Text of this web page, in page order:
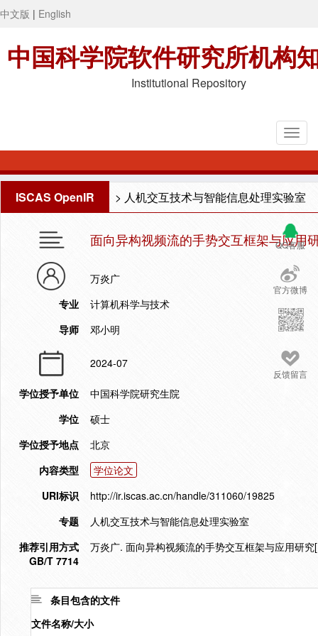
中文版 | English
中国科学院软件研究所机构
Institutional Repository
ISCAS OpenIR > 人机交互技术与智能信息处理实验室
QQ客服
官方微博
反馈留言
面向异构视频流的手势交互框架与应用
万炎广
专业
计算机科学与技术
导师
邓小明
2024-07
学位授予单位
中国科学院研究生院
学位
硕士
学位授予地点
北京
内容类型
学位论文
URI标识
http://ir.iscas.ac.cn/handle/311060/19825
专题
人机交互技术与智能信息处理实验室
推荐引用方式
GB/T 7714
万炎广. 面向异构视频流的手势交互框架与应用研
条目包含的文件
文件名称/大小